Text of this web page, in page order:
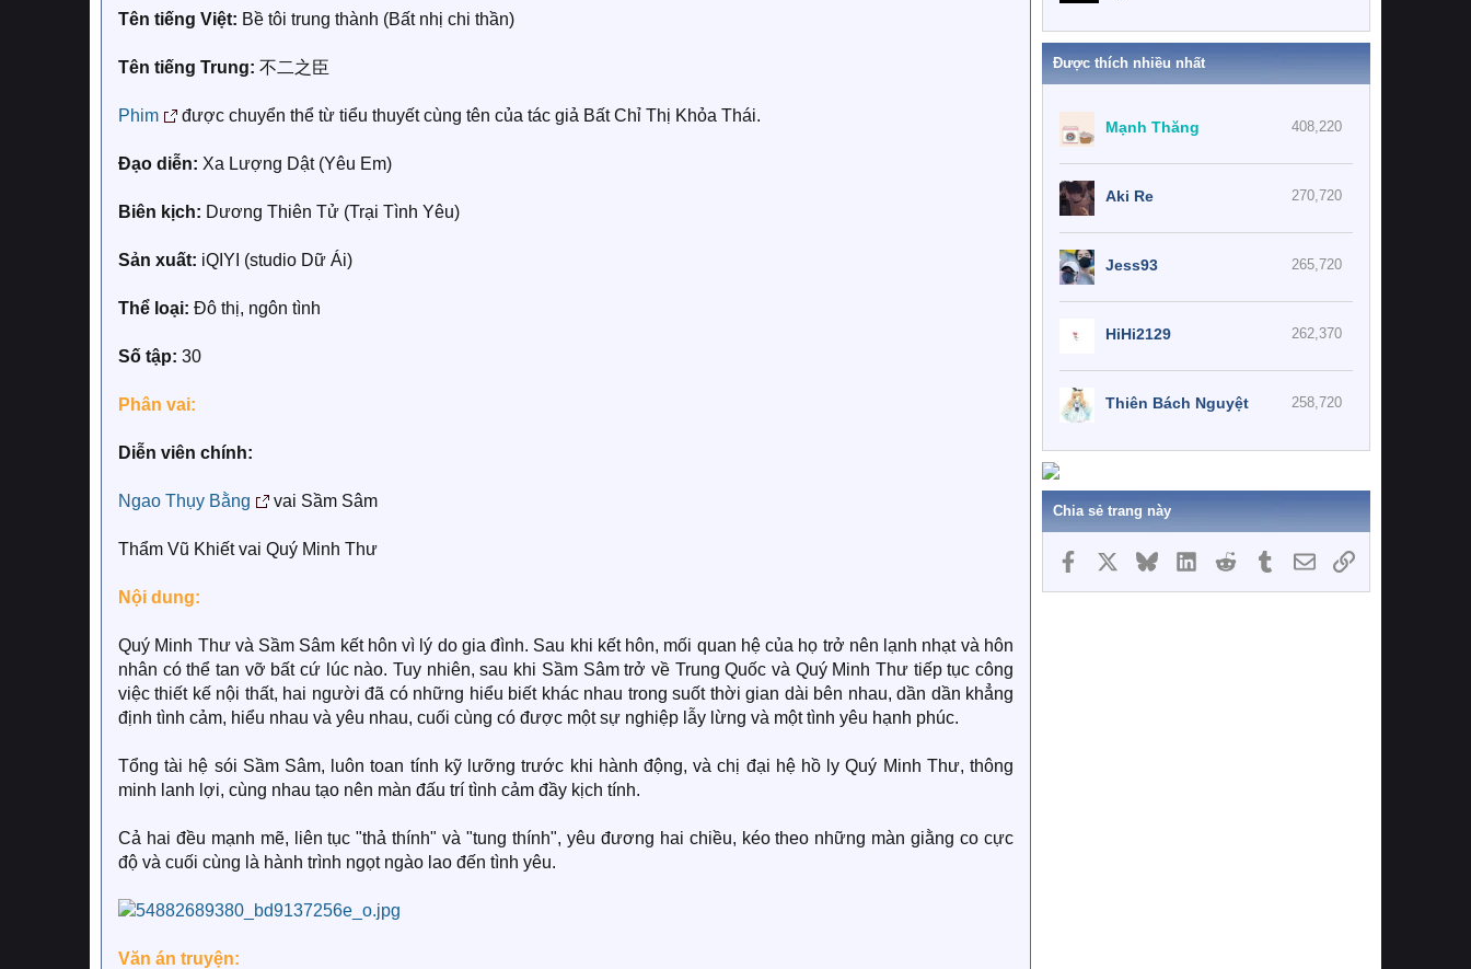
Tên tiếng Việt: Bề tôi trung thành (Bất nhị chi thần)
Tên tiếng Trung: 不二之臣
Phim được chuyển thể từ tiểu thuyết cùng tên của tác giả Bất Chỉ Thị Khỏa Thái.
Đạo diễn: Xa Lượng Dật (Yêu Em)
Biên kịch: Dương Thiên Tử (Trại Tình Yêu)
Sản xuất: iQIYI (studio Dữ Ái)
Thể loại: Đô thị, ngôn tình
Số tập: 30
Phân vai:
Diễn viên chính:
Ngao Thụy Bằng vai Sầm Sâm
Thẩm Vũ Khiết vai Quý Minh Thư
Nội dung:
Quý Minh Thư và Sầm Sâm kết hôn vì lý do gia đình. Sau khi kết hôn, mối quan hệ của họ trở nên lạnh nhạt và hôn
nhân có thể tan vỡ bất cứ lúc nào. Tuy nhiên, sau khi Sầm Sâm trở về Trung Quốc và Quý Minh Thư tiếp tục công
việc thiết kế nội thất, hai người đã có những hiểu biết khác nhau trong suốt thời gian dài bên nhau, dần dần khẳng
định tình cảm, hiểu nhau và yêu nhau, cuối cùng có được một sự nghiệp lẫy lừng và một tình yêu hạnh phúc.
Tổng tài hệ sói Sầm Sâm, luôn toan tính kỹ lưỡng trước khi hành động, và chị đại hệ hồ ly Quý Minh Thư, thông
minh lanh lợi, cùng nhau tạo nên màn đấu trí tình cảm đầy kịch tính.
Cả hai đều mạnh mẽ, liên tục "thả thính" và "tung thính", yêu đương hai chiều, kéo theo những màn giằng co cực
độ và cuối cùng là hành trình ngọt ngào lao đến tình yêu.
Văn án truyện:
Được thích nhiều nhất
408,220
Mạnh Thăng
270,720
Aki Re
265,720
Jess93
262,370
HiHi2129
258,720
Thiên Bách Nguyệt
Chia sẻ trang này
Facebook BlueskyLinkedInReddit TumblrEmailLink